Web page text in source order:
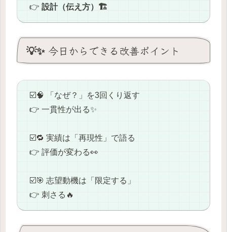
👉 設計（伝え方）🏗️
💡✨ 今日からできる改善ポイント
☑️🧠 「なぜ？」を3回くり返す
👉 一貫性が出る✨
☑️🔁 実績は「再現性」で語る
👉 評価が変わる👀
☑️🎯 志望動機は「限定する」
👉 刺さる🔥